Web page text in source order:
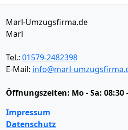
Marl-Umzugsfirma.de
Marl
Tel.: 01579-2482398
E-Mail: info@marl-
Öffnungszeiten: Mo - Sa: 08:30
Impressum
Datenschutz